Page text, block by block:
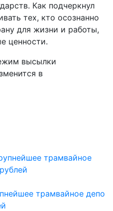
Как подчеркнул
тех, кто осознанно
для жизни и работы,
ценности.
высылки
в
трамвайное депо